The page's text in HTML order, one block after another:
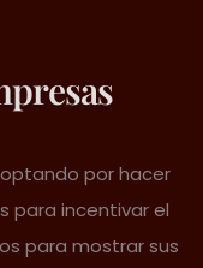
por hacer
para incentivar el
para mostrar sus